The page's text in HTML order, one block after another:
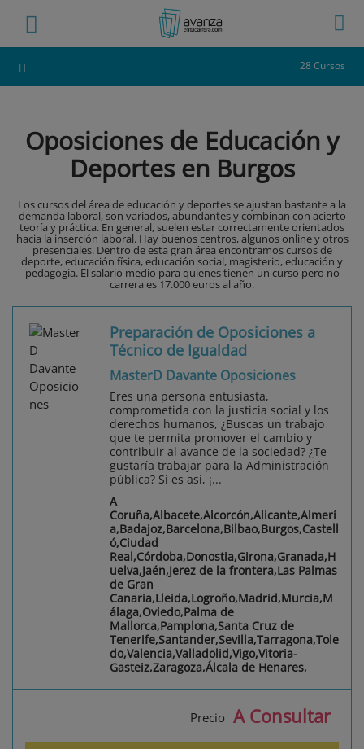
28 Cursos
Oposiciones de Educación y
Deportes en Burgos
Los cursos del área de educación y deportes se ajustan bastante a la
demanda laboral, son variados, abundantes y combinan con acierto
teoría y práctica. En general, suelen estar correctamente orientados
hacia la inserción laboral. Hay buenos centros, algunos online y otros
presenciales. Dentro de esta gran área encontramos cursos de
deporte, educación física, educación social, magisterio, educación y
pedagogía. El salario medio para quienes tienen un curso pero no
carrera es 17.000 euros al año.
Preparación de Oposiciones a
Técnico de Igualdad
MasterD Davante Oposiciones
Eres una persona entusiasta,
comprometida con la justicia social y los
derechos humanos, ¿Buscas un trabajo
que te permita promover el cambio y
contribuir al avance de la sociedad? ¿Te
gustaría trabajar para la Administración
pública? Si es así, ¡...
A
Coruña,Albacete,Alcorcón,Alicante,Almerí
a,Badajoz,Barcelona,Bilbao,Burgos,Castell
ó,Ciudad
Real,Córdoba,Donostia,Girona,Granada,H
uelva,Jaén,Jerez de la frontera,Las Palmas
de Gran
Canaria,Lleida,Logroño,Madrid,Murcia,M
álaga,Oviedo,Palma de
Mallorca,Pamplona,Santa Cruz de
Tenerife,Santander,Sevilla,Tarragona,Tole
do,Valencia,Valladolid,Vigo,Vitoria-
Gasteiz,Zaragoza,Álcala de Henares,
Precio A Consultar